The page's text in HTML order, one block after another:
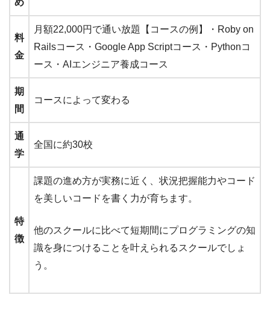
め
料
金
月額22,000円で通い放題【コースの例】・Roby on
Railsコース・Google App Scriptコース・Pythonコ
ース・AIエンジニア養成コース
期
間
コースによって変わる
通
学
全国に約30校
特
徴
課題の進め方が実務に近く、状況把握能力やコード
を美しいコードを書く力が育ちます。
他のスクールに比べて短期間にプログラミングの知
識を身につけることを叶えられるスクールでしょ
う。